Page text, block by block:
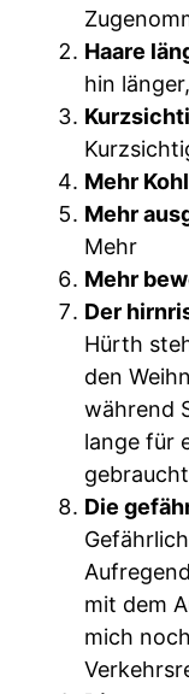
Haare
hin
Mehr
Mehr
Mehr
Mehr
Der
Hürth
den
während
lange für
Die
mit dem
mich